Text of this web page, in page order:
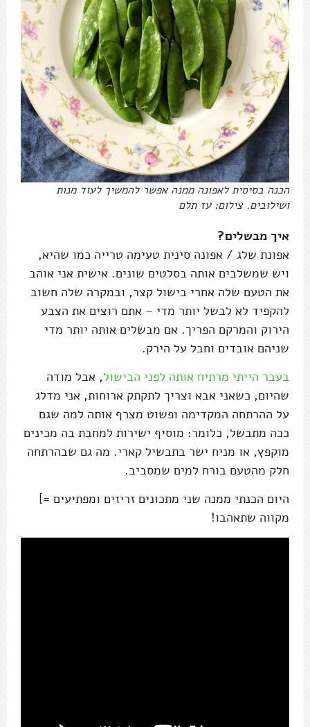
הכנה בסיסית לאפונה ממנה אפשר להמשיך לעוד מנות
ושילובים. צילום: עז תלם
איך מבשלים?
אפונת שלג / אפונה סינית טעימה טרייה כמו שהיא,
ויש שמשלבים אותה בסלטים שונים. אישית אני אוהב
את הטעם שלה אחרי בישול קצר, ובמקרה שלה חשוב
להקפיד לא לבשל יותר מדי – אתם רוצים את הצבע
הירוק והמרקם הפריך. אם מבשלים אותה יותר מדי
שניהם אובדים וחבל על הירק.
בעבר הייתי מרתיח אותה לפני הבישול, אבל מודה
שהיום, כשאני אבא וצריך לתקתק ארוחות, אני מדלג
על ההרתחה המקדימה ופשוט מצרף אותה למה שגם
ככה מתבשל, כלומר: מוסיף ישירות למחבת בה מכינים
מוקפץ, או מניח ישר בתבשיל קארי. מה גם שבהרתחה
חלק מהטעם בורח למים שמסביב.
היום הכנתי ממנה שני מתכונים זריזים ומפתיעים =]
מקווה שתאהבו!